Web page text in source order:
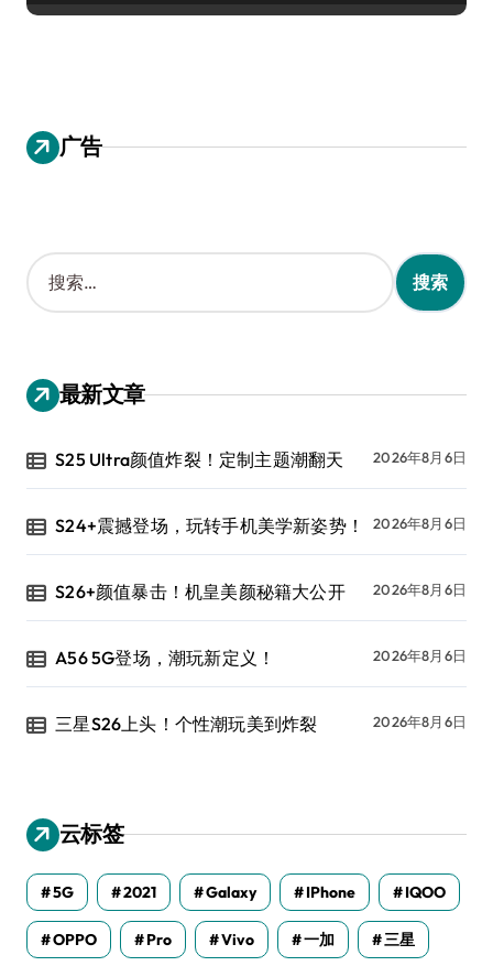
广告
搜
索
：
最新文章
S25 Ultra颜值炸裂！定制主题潮翻天 2026年8月6日
S24+震撼登场，玩转手机美学新姿势！ 2026年8月6日
S26+颜值暴击！机皇美颜秘籍大公开 2026年8月6日
A56 5G登场，潮玩新定义！ 2026年8月6日
三星S26上头！个性潮玩美到炸裂 2026年8月6日
云标签
5G 2021 Galaxy IPhone IQOO
OPPO Pro Vivo 一加 三星